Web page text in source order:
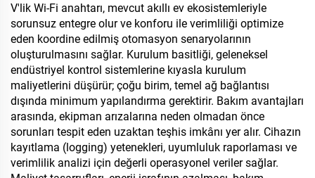
V'lik Wi-Fi anahtarı, mevcut akıllı ev ekosistemleriyle
sorunsuz entegre olur ve konforu ile verimliliği optimize
eden koordine edilmiş otomasyon senaryolarının
oluşturulmasını sağlar. Kurulum basitliği, geleneksel
endüstriyel kontrol sistemlerine kıyasla kurulum
maliyetlerini düşürür; çoğu birim, temel ağ bağlantısı
dışında minimum yapılandırma gerektirir. Bakım avantajları
arasında, ekipman arızalarına neden olmadan önce
sorunları tespit eden uzaktan teşhis imkânı yer alır. Cihazın
kayıtlama (logging) yetenekleri, uyumluluk raporlaması ve
verimlilik analizi için değerli operasyonel veriler sağlar.